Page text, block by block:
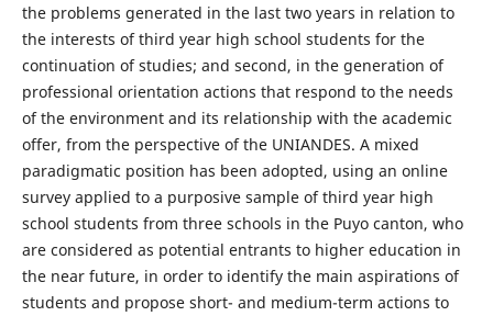
the problems generated in the last two years in relation to
the interests of third year high school students for the
continuation of studies; and second, in the generation of
professional orientation actions that respond to the needs
of the environment and its relationship with the academic
offer, from the perspective of the UNIANDES. A mixed
paradigmatic position has been adopted, using an online
survey applied to a purposive sample of third year high
school students from three schools in the Puyo canton, who
are considered as potential entrants to higher education in
the near future, in order to identify the main aspirations of
students and propose short- and medium-term actions to